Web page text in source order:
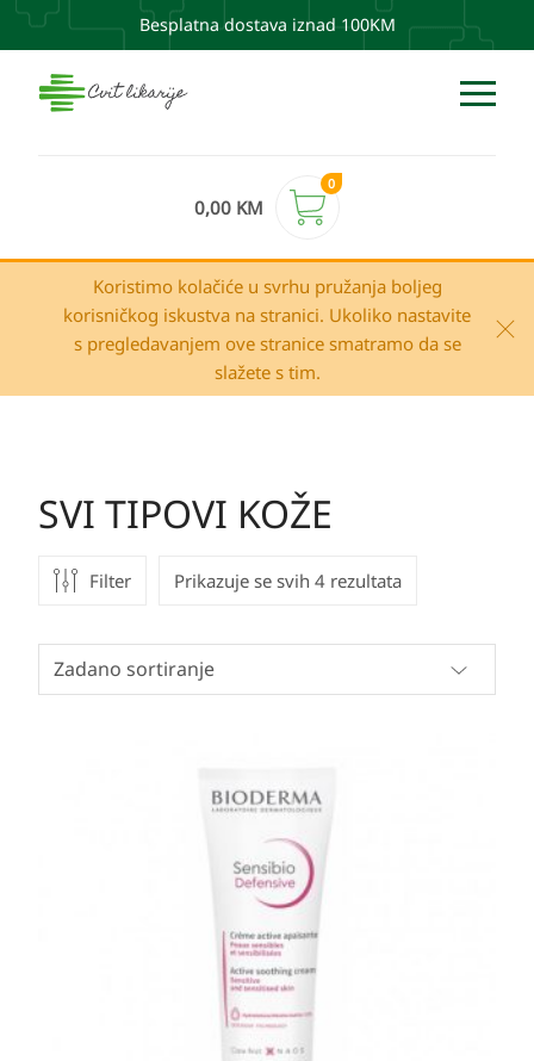
Besplatna dostava iznad 100KM
0,00 KM
0
Koristimo kolačiće u svrhu pružanja boljeg
korisničkog iskustva na stranici. Ukoliko nastavite
s pregledavanjem ove stranice smatramo da se
slažete s tim.
SVI TIPOVI KOŽE
Filter Prikazuje se svih 4 rezultata